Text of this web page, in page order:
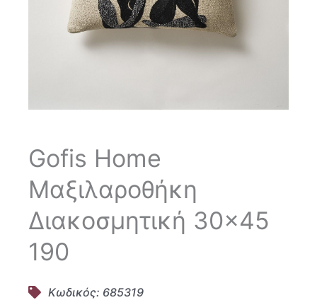
Gofis Home
Μαξιλαροθήκη
Διακοσμητική 30×45
190
Κωδικός: 685319